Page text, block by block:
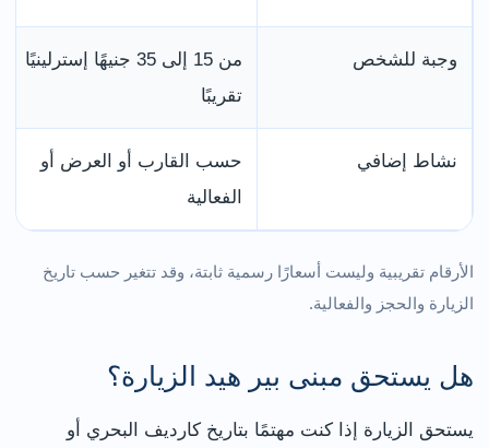
وجبة للشخص
من 15 إلى 35 جنيهًا إسترلينيًا
تقريبًا
نشاط إضافي
حسب القارب أو العرض أو
الفعالية
الأرقام تقريبية وليست أسعارًا رسمية ثابتة، وقد تتغير حسب تاريخ
الزيارة والحجز والفعالية.
هل يستحق مبنى بير هيد الزيارة؟
يستحق الزيارة إذا كنت مهتمًا بتاريخ كارديف البحري أو